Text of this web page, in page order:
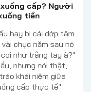
cấp? Người
tiền
hay bị cái dớp tâm
chục năm sau nó
như trắng tay à?"
nhưng nói thật,
khái niệm giữa
cấp thực tế".